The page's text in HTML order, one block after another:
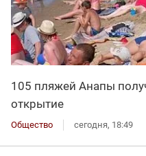
105 пляжей Анапы
открытие
Общество сегодня, 18:49